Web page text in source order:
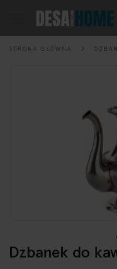
STRONA GŁÓWNA
Przejdź
Dzbanek do